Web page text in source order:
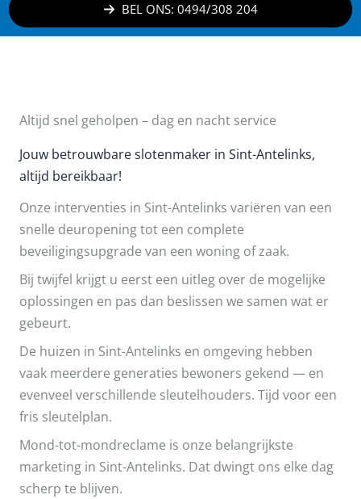
BEL ONS: 0494/308 204
Altijd snel geholpen – dag en nacht service
Jouw betrouwbare slotenmaker in Sint-Antelinks,
altijd bereikbaar!
Onze interventies in Sint-Antelinks variëren van een
snelle deuropening tot een complete
beveiligingsupgrade van een woning of zaak.
Bij twijfel krijgt u eerst een uitleg over de mogelijke
oplossingen en pas dan beslissen we samen wat er
gebeurt.
De huizen in Sint-Antelinks en omgeving hebben
vaak meerdere generaties bewoners gekend — en
evenveel verschillende sleutelhouders. Tijd voor een
fris sleutelplan.
Mond-tot-mondreclame is onze belangrijkste
marketing in Sint-Antelinks. Dat dwingt ons elke dag
scherp te blijven.